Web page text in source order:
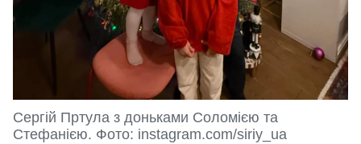
Сергій Пртула з доньками Соломією та
Стефанією. Фото: instagram.com/siriy_ua